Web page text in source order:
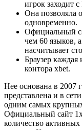
игрок заходит
Она позволяла
одновременно.
Официальный
чем 60 языков,
насчитывает
Браузер каждая
контора xbet.
Нее основана в 2007
представлена и в
одним самых
Официальный сайт
количество активных